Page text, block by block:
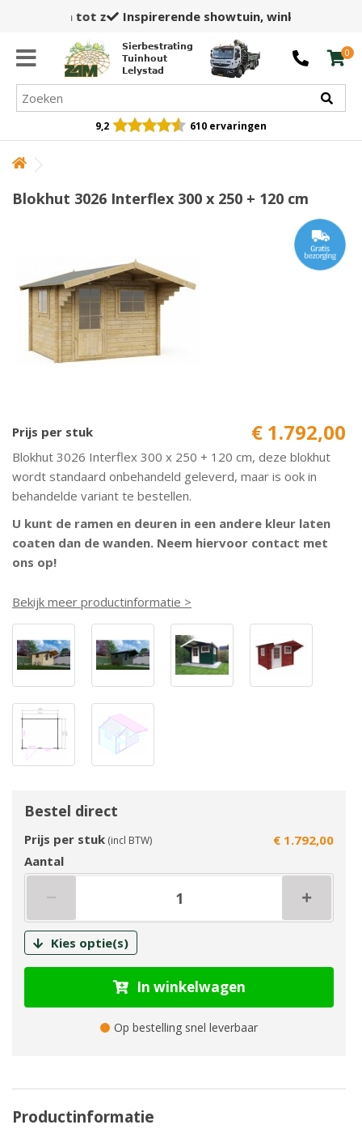
Inspirerende showtuin,winkel en opslag
Sierbestrating
Tuinhout
Lelystad
0
9,2 610 ervaringen
Blokhut 3026 Interflex 300 x 250 + 120 cm
Prijs per stuk € 1.792,00
Blokhut 3026 Interflex 300 x 250 + 120 cm, deze blokhut
wordt standaard onbehandeld geleverd, maar is ook in
behandelde variant te bestellen.
U kunt de ramen en deuren in een andere kleur laten
coaten dan de wanden. Neem hiervoor contact met
ons op!
Bekijk meer productinformatie >
Bestel direct
Prijs per stuk (incl BTW)
€ 1.792,00
Aantal
Kies optie(s)
In winkelwagen
Op bestelling snel leverbaar
Productinformatie